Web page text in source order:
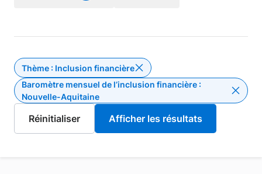
Thème : Inclusion financièreSupprimer le filtre Thème :
Baromètre mensuel de l’inclusion financière :
Nouvelle-Aquitaine